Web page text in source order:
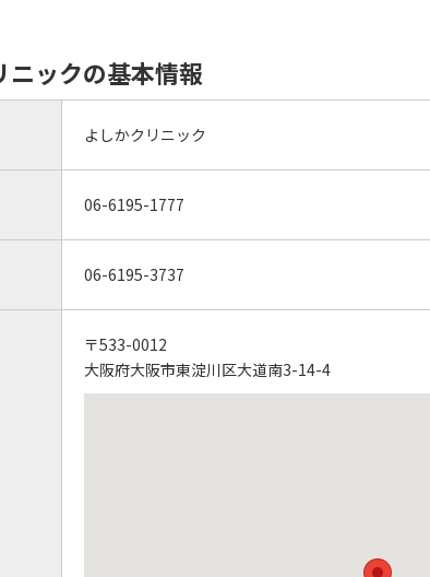
ニックの基本情報
よしかクリニック
06-6195-1777
06-6195-3737
〒533-0012
大阪府大阪市東淀川区大道南3-14-4